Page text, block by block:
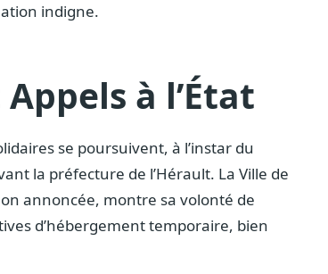
indigne.
à l’État
se poursuivent, à l’instar du
la préfecture de l’Hérault. La Ville de
annoncée, montre sa volonté de
d’hébergement temporaire, bien